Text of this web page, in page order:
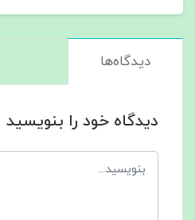
دیدگاه‌ها
دیدگاه خود را بنویسید